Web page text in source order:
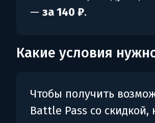
— за 140 ₽.
Какие условия
Чтобы получить
Battle Pass со скидкой,